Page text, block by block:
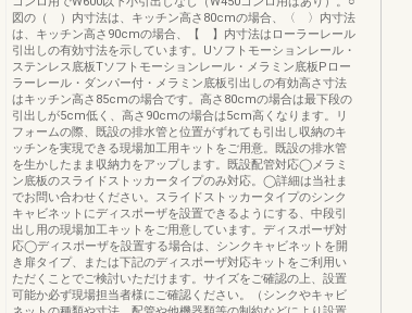
図の（ ）内寸法は、キッチン高さ80cmの場合、〈 〉内寸法
は、キッチン高さ90cmの場合、【 】内寸法はローラーレール
引出しの有効寸法を示しています。Uソフトモーションレール・
ステンレス底板Tソフトモーションレール・メラミン底板Pロー
ラーレール・ダンパー付・メラミン底板引出しの有効高さ寸法
はキッチン高さ85cmの場合です。高さ80cmの場合は最下段の
引出しが5cm低く、高さ90cmの場合は5cm高くなります。リ
フォームの際、既設の排水管と位置がずれても引出し収納のキ
ッチンを実現できる現場加工用キットをご用意。既設の排水管
を生かしたまま収納力をアップします。既設配管対応◯メラミ
ン底板のスライドストッカータイプのみ対応。◯詳細は当社ま
でお問い合わせください。スライドストッカータイプのシンク
キャビネットにディスポーザを設置できるようにする、中段引
出し用の現場加工キットをご用意しています。ディスポーザ対
応◯ディスポーザを設置する場合は、シンクキャビネットを開
き扉タイプ、または下記のディスポーザ対応キットをご利用い
ただくことでご検討いただけます。サイズをご確認の上、設置
可能か必ず現場担当者様にご確認ください。（シンクやキャビ